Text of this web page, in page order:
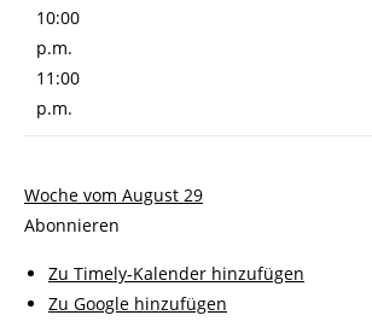
10:00
p.m.
11:00
p.m.
Woche vom August 29
Abonnieren
Zu Timely-Kalender hinzufügen
Zu Google hinzufügen